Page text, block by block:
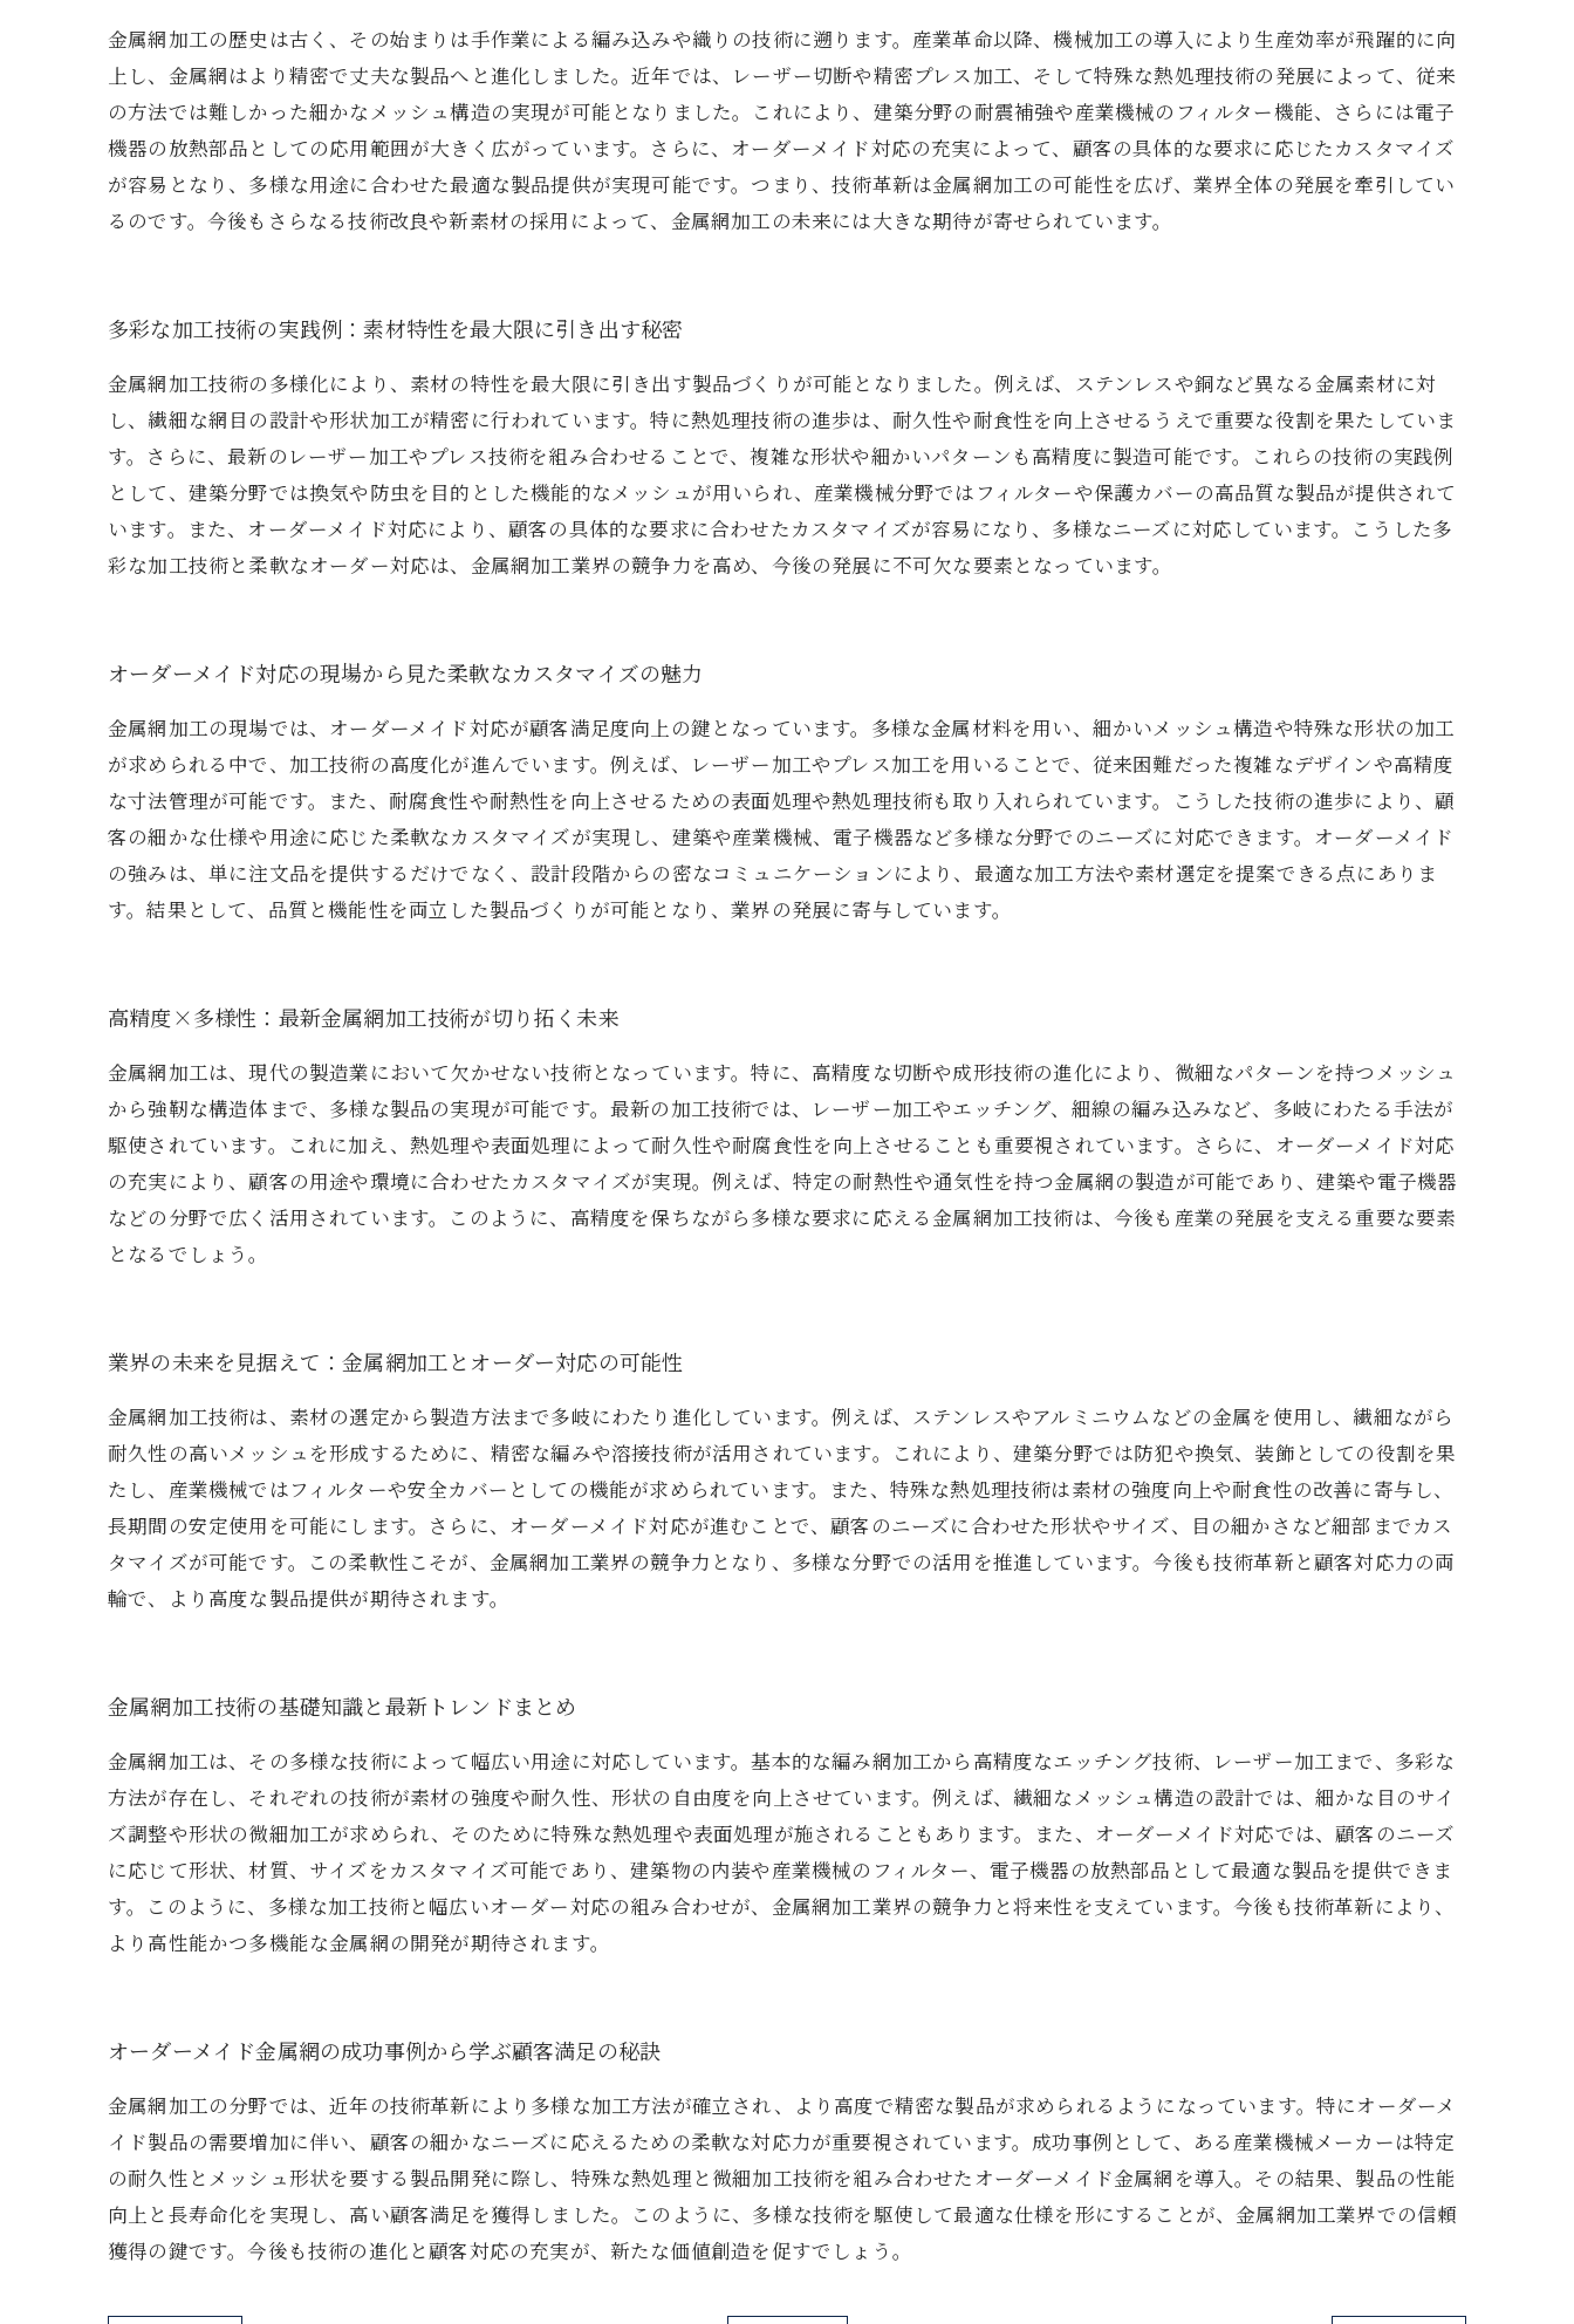
金属網加工の歴史は古く、その始まりは手作業による編み込みや織りの技術に遡ります。産業革命以降、機械加工の導入により生産効率が飛躍的に向
上し、金属網はより精密で丈夫な製品へと進化しました。近年では、レーザー切断や精密プレス加工、そして特殊な熱処理技術の発展によって、従来
の方法では難しかった細かなメッシュ構造の実現が可能となりました。これにより、建築分野の耐震補強や産業機械のフィルター機能、さらには電子
機器の放熱部品としての応用範囲が大きく広がっています。さらに、オーダーメイド対応の充実によって、顧客の具体的な要求に応じたカスタマイズ
が容易となり、多様な用途に合わせた最適な製品提供が実現可能です。つまり、技術革新は金属網加工の可能性を広げ、業界全体の発展を牽引してい
るのです。今後もさらなる技術改良や新素材の採用によって、金属網加工の未来には大きな期待が寄せられています。
多彩な加工技術の実践例：素材特性を最大限に引き出す秘密
金属網加工技術の多様化により、素材の特性を最大限に引き出す製品づくりが可能となりました。例えば、ステンレスや銅など異なる金属素材に対
し、繊細な網目の設計や形状加工が精密に行われています。特に熱処理技術の進歩は、耐久性や耐食性を向上させるうえで重要な役割を果たしていま
す。さらに、最新のレーザー加工やプレス技術を組み合わせることで、複雑な形状や細かいパターンも高精度に製造可能です。これらの技術の実践例
として、建築分野では換気や防虫を目的とした機能的なメッシュが用いられ、産業機械分野ではフィルターや保護カバーの高品質な製品が提供されて
います。また、オーダーメイド対応により、顧客の具体的な要求に合わせたカスタマイズが容易になり、多様なニーズに対応しています。こうした多
彩な加工技術と柔軟なオーダー対応は、金属網加工業界の競争力を高め、今後の発展に不可欠な要素となっています。
オーダーメイド対応の現場から見た柔軟なカスタマイズの魅力
金属網加工の現場では、オーダーメイド対応が顧客満足度向上の鍵となっています。多様な金属材料を用い、細かいメッシュ構造や特殊な形状の加工
が求められる中で、加工技術の高度化が進んでいます。例えば、レーザー加工やプレス加工を用いることで、従来困難だった複雑なデザインや高精度
な寸法管理が可能です。また、耐腐食性や耐熱性を向上させるための表面処理や熱処理技術も取り入れられています。こうした技術の進歩により、顧
客の細かな仕様や用途に応じた柔軟なカスタマイズが実現し、建築や産業機械、電子機器など多様な分野でのニーズに対応できます。オーダーメイド
の強みは、単に注文品を提供するだけでなく、設計段階からの密なコミュニケーションにより、最適な加工方法や素材選定を提案できる点にありま
す。結果として、品質と機能性を両立した製品づくりが可能となり、業界の発展に寄与しています。
高精度×多様性：最新金属網加工技術が切り拓く未来
金属網加工は、現代の製造業において欠かせない技術となっています。特に、高精度な切断や成形技術の進化により、微細なパターンを持つメッシュ
から強靭な構造体まで、多様な製品の実現が可能です。最新の加工技術では、レーザー加工やエッチング、細線の編み込みなど、多岐にわたる手法が
駆使されています。これに加え、熱処理や表面処理によって耐久性や耐腐食性を向上させることも重要視されています。さらに、オーダーメイド対応
の充実により、顧客の用途や環境に合わせたカスタマイズが実現。例えば、特定の耐熱性や通気性を持つ金属網の製造が可能であり、建築や電子機器
などの分野で広く活用されています。このように、高精度を保ちながら多様な要求に応える金属網加工技術は、今後も産業の発展を支える重要な要素
となるでしょう。
業界の未来を見据えて：金属網加工とオーダー対応の可能性
金属網加工技術は、素材の選定から製造方法まで多岐にわたり進化しています。例えば、ステンレスやアルミニウムなどの金属を使用し、繊細ながら
耐久性の高いメッシュを形成するために、精密な編みや溶接技術が活用されています。これにより、建築分野では防犯や換気、装飾としての役割を果
たし、産業機械ではフィルターや安全カバーとしての機能が求められています。また、特殊な熱処理技術は素材の強度向上や耐食性の改善に寄与し、
長期間の安定使用を可能にします。さらに、オーダーメイド対応が進むことで、顧客のニーズに合わせた形状やサイズ、目の細かさなど細部までカス
タマイズが可能です。この柔軟性こそが、金属網加工業界の競争力となり、多様な分野での活用を推進しています。今後も技術革新と顧客対応力の両
輪で、より高度な製品提供が期待されます。
金属網加工技術の基礎知識と最新トレンドまとめ
金属網加工は、その多様な技術によって幅広い用途に対応しています。基本的な編み網加工から高精度なエッチング技術、レーザー加工まで、多彩な
方法が存在し、それぞれの技術が素材の強度や耐久性、形状の自由度を向上させています。例えば、繊細なメッシュ構造の設計では、細かな目のサイ
ズ調整や形状の微細加工が求められ、そのために特殊な熱処理や表面処理が施されることもあります。また、オーダーメイド対応では、顧客のニーズ
に応じて形状、材質、サイズをカスタマイズ可能であり、建築物の内装や産業機械のフィルター、電子機器の放熱部品として最適な製品を提供できま
す。このように、多様な加工技術と幅広いオーダー対応の組み合わせが、金属網加工業界の競争力と将来性を支えています。今後も技術革新により、
より高性能かつ多機能な金属網の開発が期待されます。
オーダーメイド金属網の成功事例から学ぶ顧客満足の秘訣
金属網加工の分野では、近年の技術革新により多様な加工方法が確立され、より高度で精密な製品が求められるようになっています。特にオーダーメ
イド製品の需要増加に伴い、顧客の細かなニーズに応えるための柔軟な対応力が重要視されています。成功事例として、ある産業機械メーカーは特定
の耐久性とメッシュ形状を要する製品開発に際し、特殊な熱処理と微細加工技術を組み合わせたオーダーメイド金属網を導入。その結果、製品の性能
向上と長寿命化を実現し、高い顧客満足を獲得しました。このように、多様な技術を駆使して最適な仕様を形にすることが、金属網加工業界での信頼
獲得の鍵です。今後も技術の進化と顧客対応の充実が、新たな価値創造を促すでしょう。